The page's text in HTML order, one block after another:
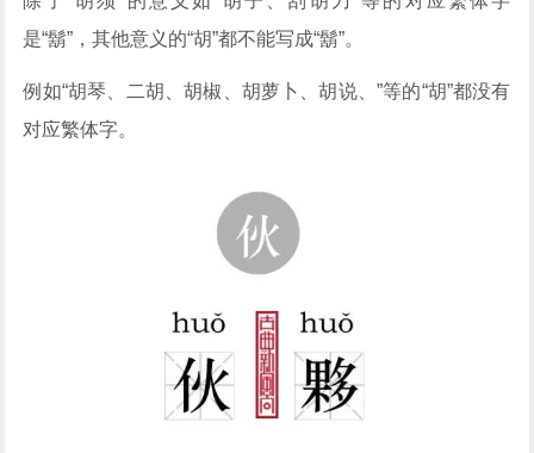
是“鬍”，其他意义的“胡”都不能写成“鬍”。
例如“胡琴、二胡、胡椒、胡萝卜、胡说、”等的“胡”都没有
对应繁体字。